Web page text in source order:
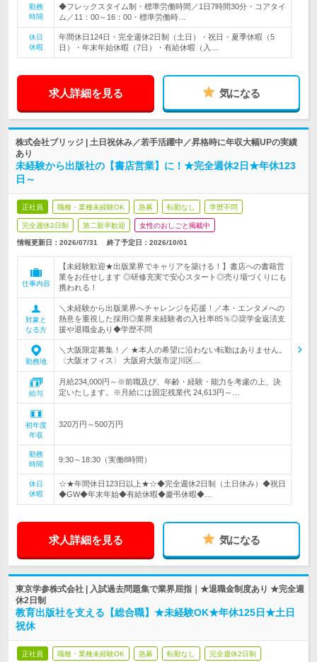
勤務
時間
◆フレックスタイム制・標準労働時間／1日7時間30分・コアタイ
ム／11：00～16：00・標準労働時…
休日
休暇
年間休日124日・完全週休2日制（土日）・祝日・夏季休暇（5
日）・年末年始休暇（7日）・有給休暇（入…
求人詳細を見る 気になる
株式会社ブリッジ | 土日祝休み／若手活躍中／昇格時に年収大幅UPの実績
あり
未経験から出版社の【書店営業】に！★完全週休2日★年休123
日～
正社員 職種・業種未経験OK 急募 転勤なし 学歴不問
完全週休2日制 第二新卒歓迎 女性のおしごと掲載中
情報更新日：2026/07/31 終了予定日： 2026/10/01
仕事内容
【未経験歓迎★出版業界でキャリアを築ける！】書店への書籍営
業をお任せします ◎研修充実で安心スタート◎売り場づくりにも
携われる！
対象と
なる方
＼未経験から出版業界へチャレンジを応援！／本・エンタメへの
熱意を重視した採用◎業界未経験者の入社率85％◎奨学金返済支
援や退職金あり◆学歴不問
勤務地
＼大阪限定募集！／ ★本人の希望に沿わない転勤はありません。
〈大阪オフィス〉 大阪府大阪市淀川区…
給与
月給234,000円～※前職及び、年齢・経験・能力を考慮の上、決
定いたします。※月給には固定残業代 24,613円～…
初年度
年収
320万円～500万円
勤務
時間
9:30～18:30（実働8時間）
休日
休暇
☆★年間休日123日以上★☆◆完全週休2日制（土日休み）◆祝日
◆GW◆年末年始◆有給休暇◆慶弔休暇◆…
求人詳細を見る 気になる
東京学参株式会社 | 入試過去問題集で業界屈指｜★退職金制度あり ★完全週
休2日制
教育出版社を支える【総合職】★未経験OK★年休125日★土日
祝休
正社員 職種・業種未経験OK 急募 転勤なし 完全週休2日制